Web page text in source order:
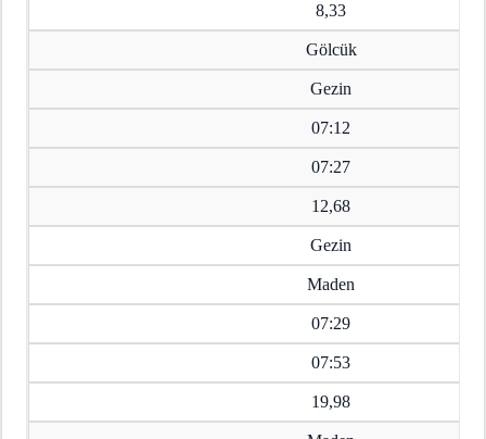
8,33
Gölcük
Gezin
07:12
07:27
12,68
Gezin
Maden
07:29
07:53
19,98